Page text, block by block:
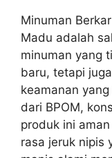
Minuman
Madu adalah
minuman yang
baru, tetapi
keamanan
dari BPOM,
produk ini
rasa jeruk nipis